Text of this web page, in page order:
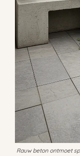
Rauw beton ontmoet